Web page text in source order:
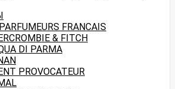
FRANCAIS
& FITCH
DI PARMA
PROVOCATEUR